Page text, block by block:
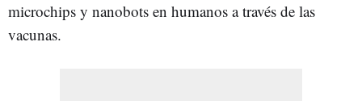
microchips y nanobots en humanos a través de las
vacunas.